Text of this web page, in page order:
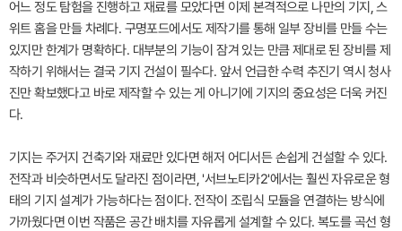
어느 정도 탐험을 진행하고 재료를 모았다면 이제 본격적으로 나만의 기지, 스
위트 홈을 만들 차례다. 구명포드에서도 제작기를 통해 일부 장비를 만들 수는
있지만 한계가 명확하다. 대부분의 기능이 잠겨 있는 만큼 제대로 된 장비를 제
작하기 위해서는 결국 기지 건설이 필수다. 앞서 언급한 수력 추진기 역시 청사
진만 확보했다고 바로 제작할 수 있는 게 아니기에 기지의 중요성은 더욱 커진
다.
기지는 주거지 건축기와 재료만 있다면 해저 어디서든 손쉽게 건설할 수 있다.
전작과 비슷하면서도 달라진 점이라면, '서브노티카2'에서는 훨씬 자유로운 형
태의 기지 설계가 가능하다는 점이다. 전작이 조립식 모듈을 연결하는 방식에
가까웠다면 이번 작품은 공간 배치를 자유롭게 설계할 수 있다. 복도를 곡선 형